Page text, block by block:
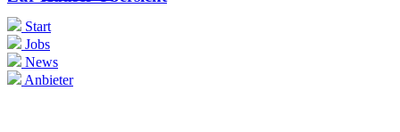
Start
Jobs
News
Anbieter